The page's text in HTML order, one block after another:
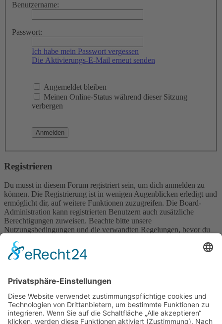
Benutzername:
Passwort:
Ich habe mein Passwort vergessen
Die Aktivierungs-E-Mail erneut senden
Angemeldet bleiben
Meinen Online-Status während dieser Sitzung
verbergen
Registrieren
Du musst in diesem Forum registriert sein, um dich anmelden zu
können. Die Registrierung ist in wenigen Augenblicken erledigt und
ermöglicht dir, auf weitere Funktionen zuzugreifen. Die Board-
Administration kann registrierten Benutzern auch zusätzliche
Berechtigungen zuweisen. Beachte bitte unsere
Nutzungsbedingungen und die verwandten Regelungen, bevor du
wenn du dich in diesem Board bewegst.
Foren-Übersicht
Alle Zeiten sindUTC+02:00